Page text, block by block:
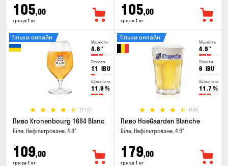
105,00
грн за 1 кг
105,00
грн за 1 кг
Міцність
4.8 °
Гіркота
11 IBU
Щільність
11.9 %
(112)
Тільки онлайн
Пиво Kronenbourg 1664 Blanc
Біле, Нефільтроване, 4.8°
109,00
грн за 1 кг
Міцність
4.9 °
Гіркота
6 IBU
Щільність
11.7 %
(10)
Тільки онлайн
Пиво HoeGaarden Blanche
Біле, Нефільтроване, 4.9°
179,00
грн за 1 кг